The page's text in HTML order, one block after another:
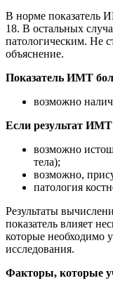
В норме показатель
18. В остальных
патологическим. Не
объяснение.
Показатель ИМТ
возможно
Если результат
возможно
тела);
возможно,
патология
Результаты
показатель влияет
которые необходимо
исследования.
Факторы, которые